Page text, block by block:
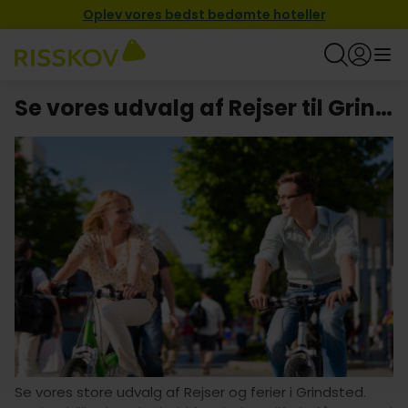
Oplev vores bedst bedømte hoteller
Se vores udvalg af Rejser til Grindsted
Se vores store udvalg af Rejser og ferier i Grindsted.